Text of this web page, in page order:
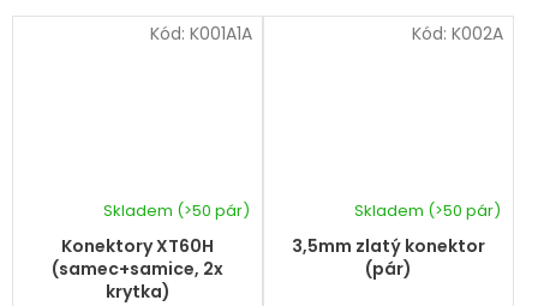
Konektory XT60H
(samec+samice, 2x
krytka)
Průměrné
hodnocení
produktu
Skladem (>50 pár)
Kód: K001A1A
3,5mm zlatý konektor
(pár)
Skladem (>50 pár)
Kód: K002A